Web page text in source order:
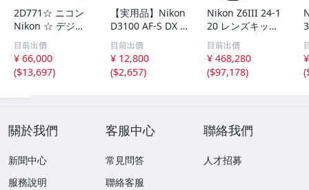
2D771☆ ニコン
Nikon ☆ デジタ
ル一眼レフ デジ
カメ D850 動作確
認済 難あり 現状
渡し品【ニューポ
目前出價
¥ 66,000
($13,697)
【実用品】Nikon
D3100 AF-S DX N
IKKOR 18-55mm
F3.5-5.6G VR ニ
コン ストラップ
付 #9577
目前出價
¥ 12,800
($2,657)
Nikon Z6III 24-1
20 レンズキット
ミラーレスカメラ
ニコン
目前出價
¥ 468,280
($97,178)
(
關於我們
新聞中心
服務說明
客服中心
常見問答
聯絡客服
聯絡我們
人才招募